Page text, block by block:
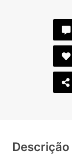
Descrição